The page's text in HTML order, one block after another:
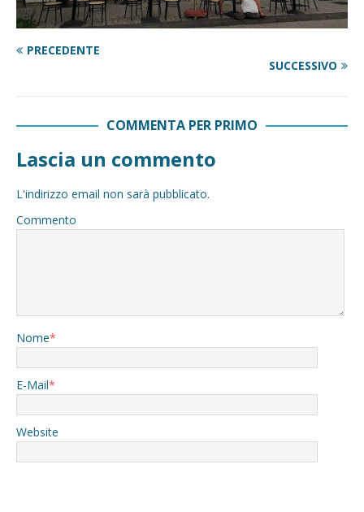
PRECEDENTE
SUCCESSIVO
COMMENTA PER PRIMO
Lascia un commento
L'indirizzo email non sarà pubblicato.
Commento
Nome*
E-Mail*
Website